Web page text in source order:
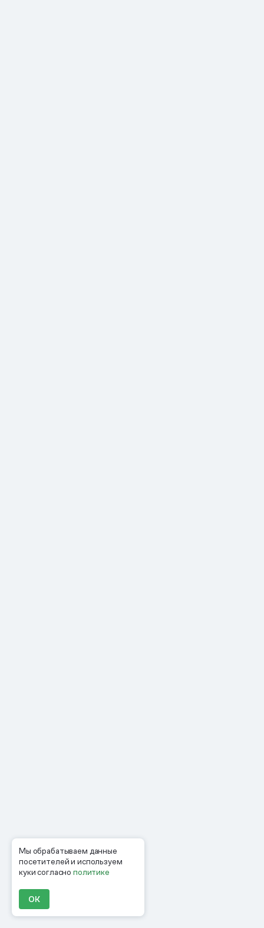
Мы обрабатываем данные
посетителей и используем
куки согласнополитике
ОК